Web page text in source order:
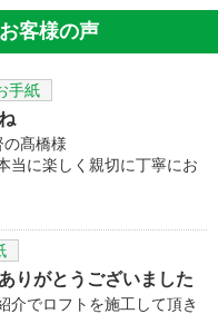
客様の声
手紙
髙橋様
当に楽しく親切に丁寧にお
りがとうございました
介でロフトを施工して頂き